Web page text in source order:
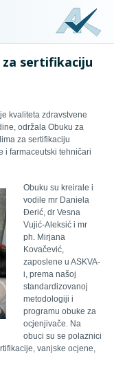
za sertifikaciju
kvaliteta zdravstvene
održala Obuku za
za sertifikaciju
i farmaceutski tehničari
Obuku su kreirale i
vodile mr Daniela
Đerić, dr Vesna
Vujić-Aleksić i mr
ph. Mirjana
Kovačević,
zaposlene u ASKVA-
i, prema našoj
standardizovanoj
metodologiji i
programu obuke za
ocjenjivače. Na
obuci su se polaznici
vanjske ocjene,